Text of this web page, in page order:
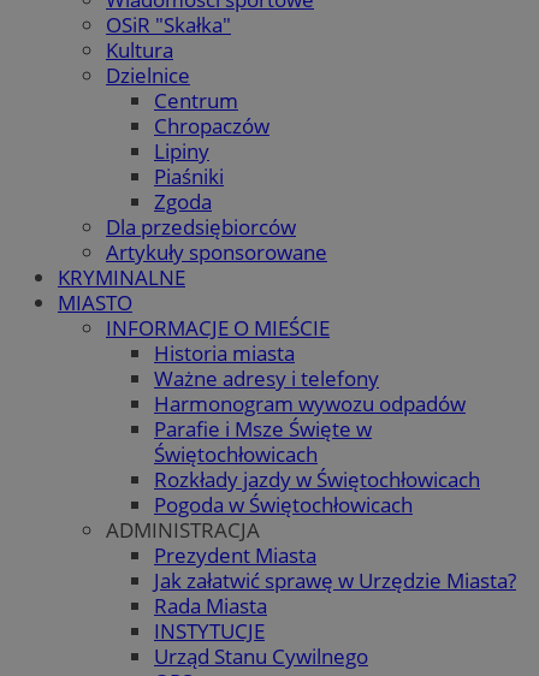
OSiR "Skałka"
Kultura
Dzielnice
Centrum
Chropaczów
Lipiny
Piaśniki
Zgoda
Dla przedsiębiorców
Artykuły sponsorowane
KRYMINALNE
MIASTO
INFORMACJE O MIEŚCIE
Historia miasta
Ważne adresy i telefony
Harmonogram wywozu odpadów
Parafie i Msze Święte w
Świętochłowicach
Rozkłady jazdy w Świętochłowicach
Pogoda w Świętochłowicach
ADMINISTRACJA
Prezydent Miasta
Jak załatwić sprawę w Urzędzie Miasta?
Rada Miasta
INSTYTUCJE
Urząd Stanu Cywilnego